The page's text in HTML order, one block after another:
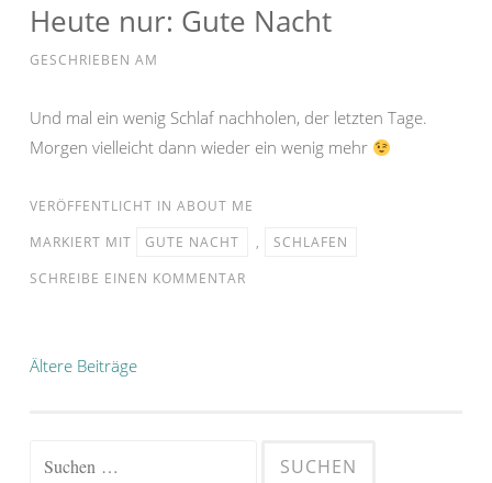
Heute nur: Gute Nacht
GESCHRIEBEN AM
Und mal ein wenig Schlaf nachholen, der letzten Tage.
Morgen vielleicht dann wieder ein wenig mehr
VERÖFFENTLICHT IN ABOUT ME
MARKIERT MIT
GUTE NACHT ,
SCHLAFEN
SCHREIBE EINEN KOMMENTAR
Beitragsnavigation
Ältere Beiträge
Suchen